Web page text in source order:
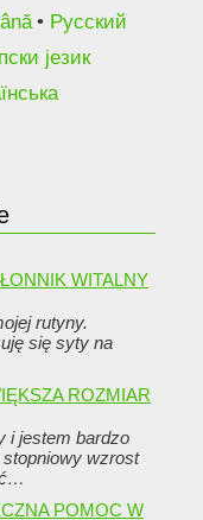
Русский
језик
WITALNY
rutyny.
się syty na
ROZMIAR
i jestem bardzo
stopniowy wzrost
POMOC W